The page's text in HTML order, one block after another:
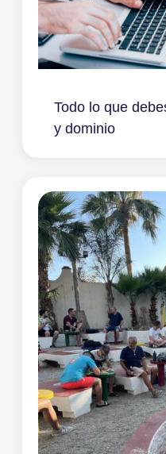
Todo lo que
y dominio